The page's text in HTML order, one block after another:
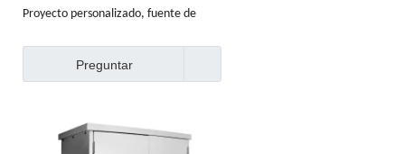
Proyecto personalizado, fuente de
acústico y acústico
Preguntar